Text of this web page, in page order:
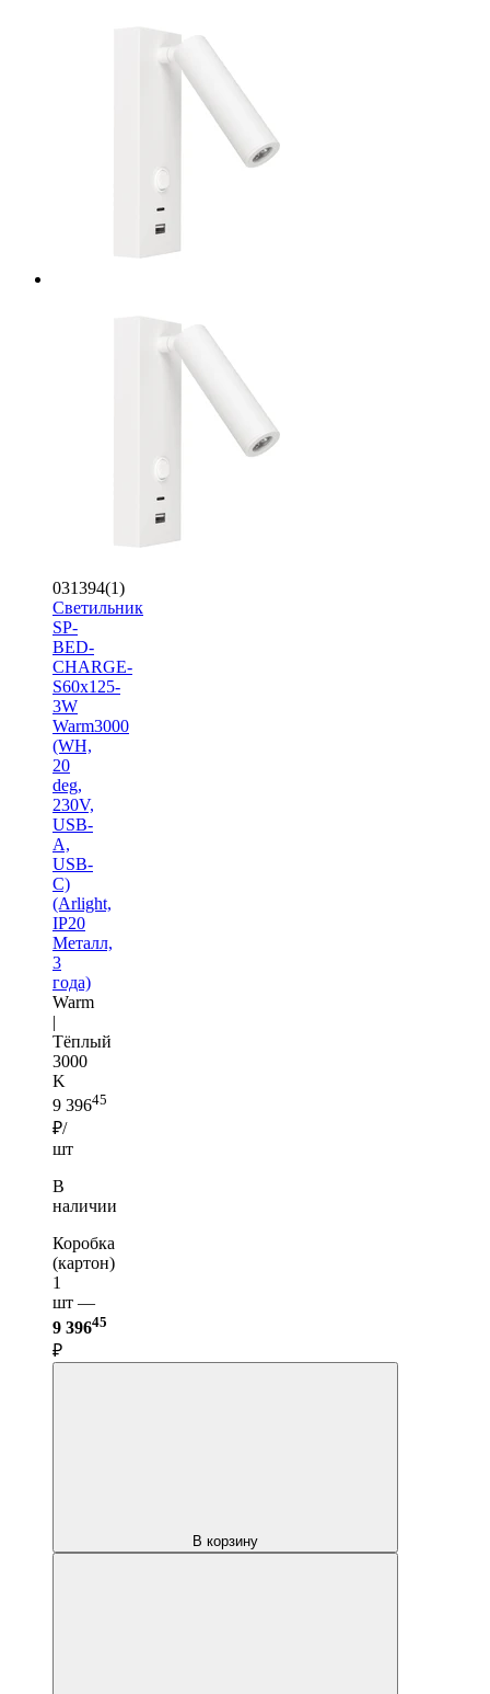
031394(1)
Светильник
SP-
BED-
CHARGE-
S60x125-
3W
Warm3000
(WH,
20
deg,
230V,
USB-
A,
USB-
C)
(Arlight,
IP20
Металл,
3
года)
Warm
|
Тёплый
3000
K
9 39645
₽/
шт
В
наличии
Коробка
(картон)
1
шт —
9 39645
₽
В корзину